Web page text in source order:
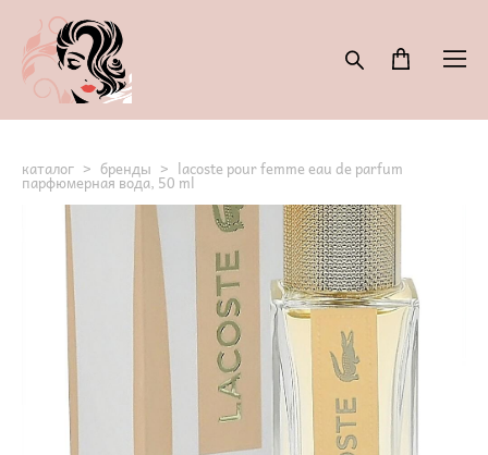
каталог > бренды > lacoste pour femme eau de parfum
парфюмерная вода, 50 ml